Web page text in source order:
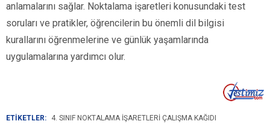
anlamalarını sağlar. Noktalama işaretleri konusundaki test
soruları ve pratikler, öğrencilerin bu önemli dil bilgisi
kurallarını öğrenmelerine ve günlük yaşamlarında
uygulamalarına yardımcı olur.
ETİKETLER:
4. SINIF NOKTALAMA IŞARETLERI ÇALIŞMA KAĞIDI